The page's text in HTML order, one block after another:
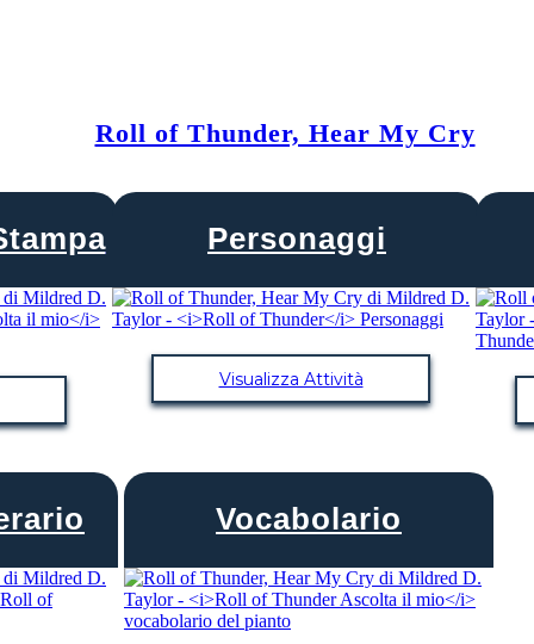
Roll of Thunder, Hear My Cry
Personaggi
Visualizza Attività
Vocabolario